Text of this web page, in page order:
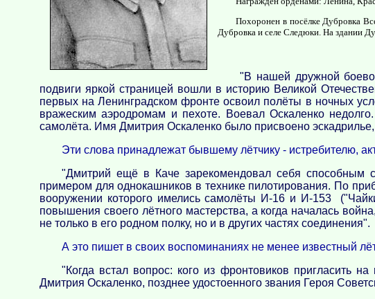
Похоронен в посёлке Дубровка
Дубровка и селе Следюки. На здании
"В нашей дружной
подвиги яркой страницей вошли в историю Великой
первых на Ленинградском фронте освоил полёты в ночных
вражеским аэродромам и пехоте. Воевал Оскаленко
самолёта. Имя Дмитрия Оскаленко было присвоено
Эти слова принадлежат бывшему лётчику - истребителю,
"Дмитрий ещё в Каче зарекомендовал себя способным
примером для однокашников в технике пилотирования. По
вооружении которого имелись самолёты И-16 и И-153
повышения своего лётного мастерства, а когда началась
не только в его родном полку, но и в других частях соединения".
А это пишет в своих воспоминаниях не менее известный
"Когда встал вопрос: кого из фронтовиков пригласить
Дмитрия Оскаленко, позднее удостоенного звания Героя